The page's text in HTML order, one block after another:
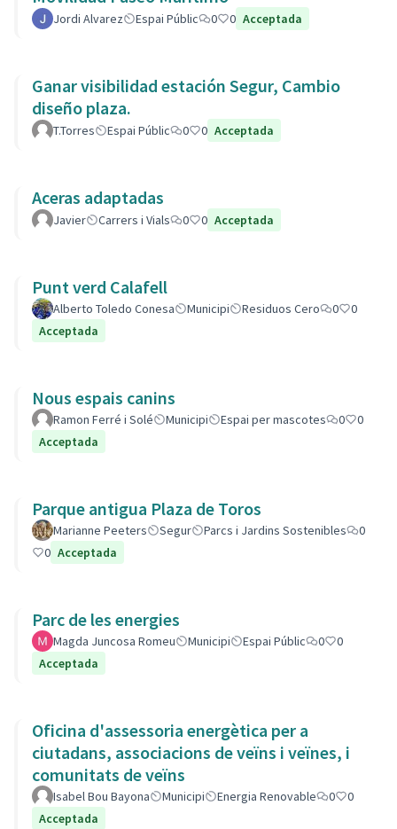
Jordi Alvarez Espai Públic 0 0 Acceptada
Ganar visibilidad estación Segur, Cambio
diseño plaza.
T.Torres Espai Públic 0 0 Acceptada
Aceras adaptadas
Javier Carrers i Vials 0 0 Acceptada
Punt verd Calafell
Alberto Toledo Conesa Municipi Residuos Cero 0
0
Acceptada
Nous espais canins
Ramon Ferré i Solé Municipi Espai per mascotes 0
0
Acceptada
Parque antigua Plaza de Toros
Marianne Peeters Segur Parcs i Jardins Sostenibles
0
0 Acceptada
Parc de les energies
Magda Juncosa Romeu Municipi Espai Públic 0
0
Acceptada
Oficina d'assessoria energètica per a
ciutadans, associacions de veïns i veïnes, i
comunitats de veïns
Isabel Bou Bayona Municipi Energia Renovable 0
0
Acceptada